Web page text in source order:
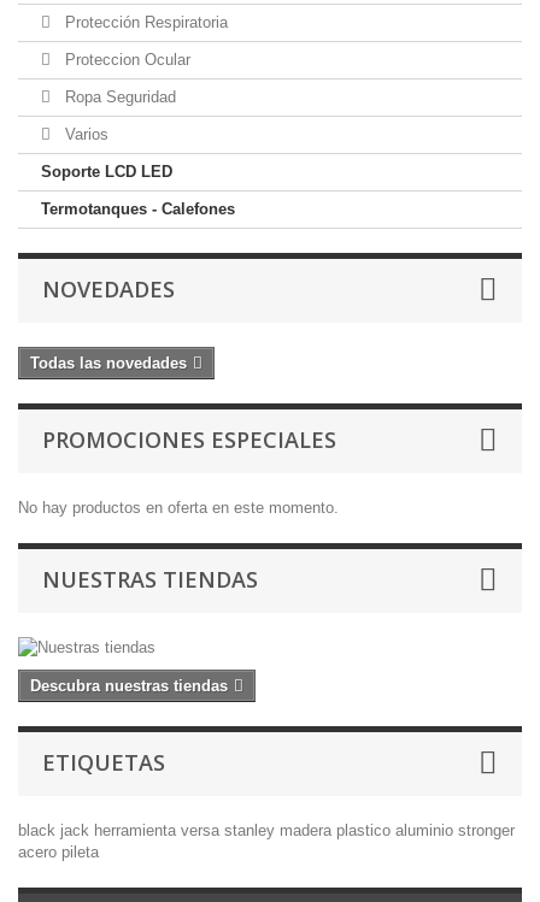
Protección Respiratoria
Proteccion Ocular
Ropa Seguridad
Varios
Soporte LCD LED
Termotanques - Calefones
NOVEDADES
Todas las novedades
PROMOCIONES ESPECIALES
No hay productos en oferta en este momento.
NUESTRAS TIENDAS
Descubra nuestras tiendas
ETIQUETAS
black jack herramienta versa stanley madera plastico aluminio stronger
acero pileta